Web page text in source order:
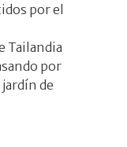
por el
Tailandia
por
jardín de